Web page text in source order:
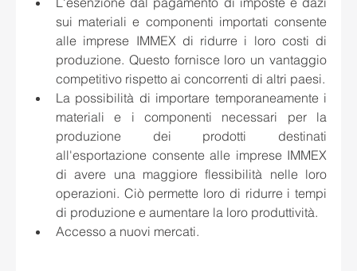
sui materiali e componenti importati consente
alle imprese IMMEX di ridurre i loro costi di
produzione. Questo fornisce loro un vantaggio
competitivo rispetto ai concorrenti di altri paesi.
La possibilità di importare temporaneamente i
materiali e i componenti necessari per la
produzione dei prodotti destinati
all'esportazione consente alle imprese IMMEX
di avere una maggiore flessibilità nelle loro
operazioni. Ciò permette loro di ridurre i tempi
di produzione e aumentare la loro produttività.
Accesso a nuovi mercati.